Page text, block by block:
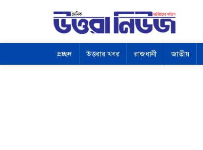
প্রচ্ছদ উত্তরার খবর রাজধানী জাতীয়